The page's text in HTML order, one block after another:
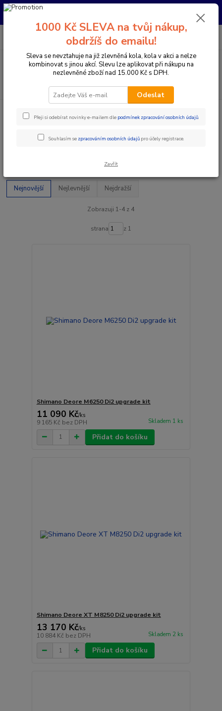
Pro nachystání kola / doplňků na prodejně si prosím zavolejte dopředu.
Menu
CZK
PO-PÁ 10:00-17:00 | SO: 9:00-12:00
Přehazovačky
Nejnovější Nejlevnější Nejdražší
Zobrazuji 1-4 z 4
strana z 1
Shimano Deore M6250 Di2 upgrade kit
11 090 Kč/ks
9 165 Kč bez DPH Skladem 1 ks
Přidat do košíku
Shimano Deore XT M8250 Di2 upgrade kit
13 170 Kč/ks
10 884 Kč bez DPH Skladem 2 ks
Přidat do košíku
1000 Kč SLEVA na tvůj nákup,
obdržíš do emailu!
Sleva se nevztahuje na již zlevněná kola, kola v akci a nelze
kombinovat s jinou akcí. Slevu lze aplikovat při nákupu na
nezlevněné zboží nad 15.000 Kč s DPH.
Odeslat
Přeji si odebírat novinky e-mailem dle podmínek zpracování osobních údajů.
Souhlasím se zpracováním osobních údajů pro účely registrace.
Zavřít